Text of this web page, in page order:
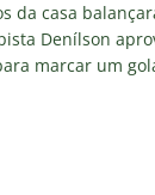
da casa
Denílson
marcar um